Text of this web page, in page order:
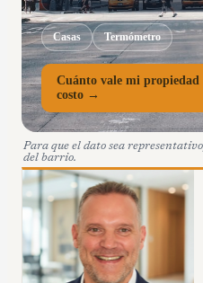
Casas Termómetro
Cuánto vale mi propiedad
costo →
Para que el dato sea
del barrio.